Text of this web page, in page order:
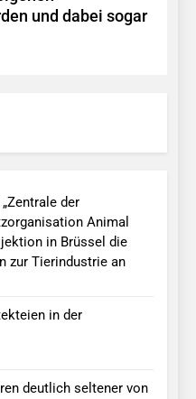
und dabei sogar
der
Animal
in Brüssel die
zur Tierindustrie an
in der
deutlich seltener von